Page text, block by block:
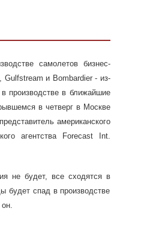
самолетов бизнес-
Gulfstream и Bombardier - из-
производстве в ближайшие
в четверг в Москве
американского
агентства Forecast Int.
не будет, все сходятся в
будет спад в производстве